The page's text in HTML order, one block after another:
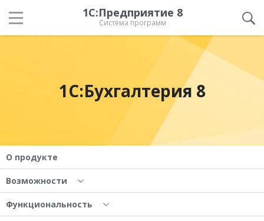
1С:Предприятие 8
Система программ
1С:Бухгалтерия 8
О продукте
Возможности
Функциональность